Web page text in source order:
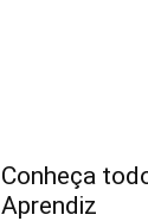
Conheça
Aprendiz